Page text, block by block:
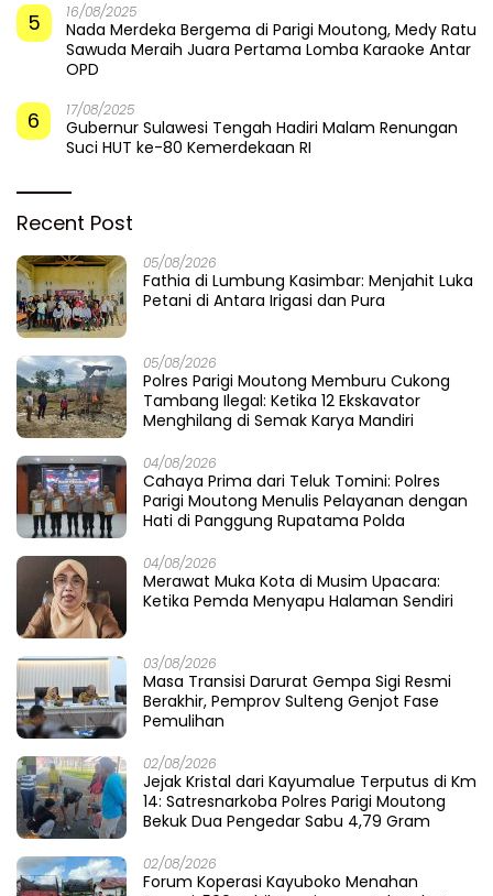
5 16/08/2025
Nada Merdeka Bergema di Parigi Moutong, Medy Ratu
Sawuda Meraih Juara Pertama Lomba Karaoke Antar
OPD
6 17/08/2025
Gubernur Sulawesi Tengah Hadiri Malam Renungan
Suci HUT ke-80 Kemerdekaan RI
Recent Post
05/08/2026
Fathia di Lumbung Kasimbar: Menjahit Luka
Petani di Antara Irigasi dan Pura
05/08/2026
Polres Parigi Moutong Memburu Cukong
Tambang Ilegal: Ketika 12 Ekskavator
Menghilang di Semak Karya Mandiri
04/08/2026
Cahaya Prima dari Teluk Tomini: Polres
Parigi Moutong Menulis Pelayanan dengan
Hati di Panggung Rupatama Polda
04/08/2026
Merawat Muka Kota di Musim Upacara:
Ketika Pemda Menyapu Halaman Sendiri
03/08/2026
Masa Transisi Darurat Gempa Sigi Resmi
Berakhir, Pemprov Sulteng Genjot Fase
Pemulihan
02/08/2026
Jejak Kristal dari Kayumalue Terputus di Km
14: Satresnarkoba Polres Parigi Moutong
Bekuk Dua Pengedar Sabu 4,79 Gram
02/08/2026
Forum Koperasi Kayuboko Menahan